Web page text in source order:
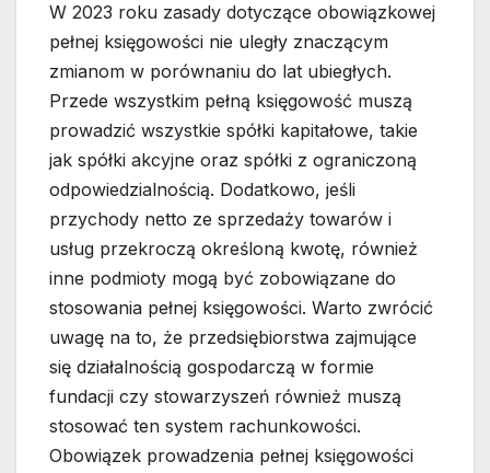
W 2023 roku zasady dotyczące obowiązkowej
pełnej księgowości nie uległy znaczącym
zmianom w porównaniu do lat ubiegłych.
Przede wszystkim pełną księgowość muszą
prowadzić wszystkie spółki kapitałowe, takie
jak spółki akcyjne oraz spółki z ograniczoną
odpowiedzialnością. Dodatkowo, jeśli
przychody netto ze sprzedaży towarów i
usług przekroczą określoną kwotę, również
inne podmioty mogą być zobowiązane do
stosowania pełnej księgowości. Warto zwrócić
uwagę na to, że przedsiębiorstwa zajmujące
się działalnością gospodarczą w formie
fundacji czy stowarzyszeń również muszą
stosować ten system rachunkowości.
Obowiązek prowadzenia pełnej księgowości